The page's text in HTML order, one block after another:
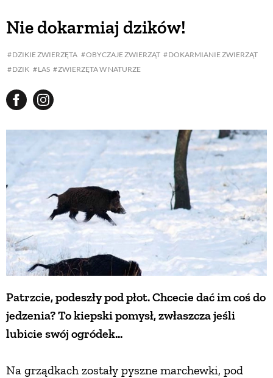
Nie dokarmiaj dzików!
DZIKIE ZWIERZĘTA OBYCZAJE ZWIERZĄT
DOKARMIANIE ZWIERZĄT
DZIK
LAS ZWIERZĘTA W NATURZE
Patrzcie, podeszły pod płot. Chcecie dać im coś do
jedzenia? To kiepski pomysł, zwłaszcza jeśli
lubicie swój ogródek...
Na grządkach zostały pyszne marchewki, pod